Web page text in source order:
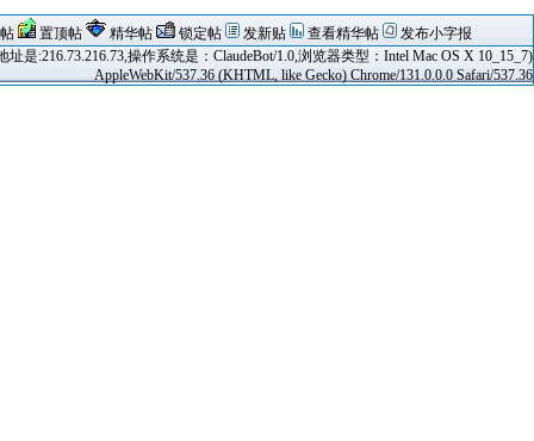
置顶帖 精华帖 锁定帖 发新贴 查看精华帖
发布小字报
址是:216.73.216.73,操作系统是：ClaudeBot/1.0,浏览器类型：Intel Mac OS X 10_15_7)
AppleWebKit/537.36 (KHTML, like Gecko) Chrome/131.0.0.0 Safari/537.36